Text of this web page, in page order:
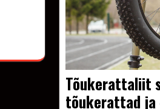
Tõukerattaliit
tõukerattad ja